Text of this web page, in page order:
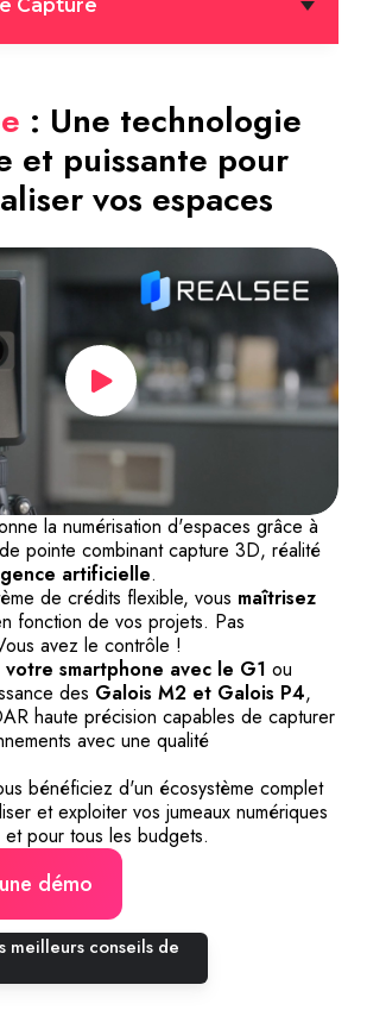
Capture
: Une technologie
et puissante pour
vos espaces
la numérisation d'espaces grâce à
pointe combinant capture 3D, réalité
artificielle.
de crédits flexible, vous maîtrisez
fonction de vos projets. Pas
avez le contrôle !
votre smartphone avec le G1 ou
des Galois M2 et Galois P4,
haute précision capables de capturer
avec une qualité
bénéficiez d'un écosystème complet
et exploiter vos jumeaux numériques
pour tous les budgets.
démo
meilleurs conseils de